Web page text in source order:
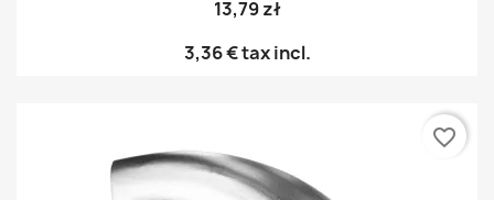
13,79 zł
3,36 €tax incl.
favorite_border